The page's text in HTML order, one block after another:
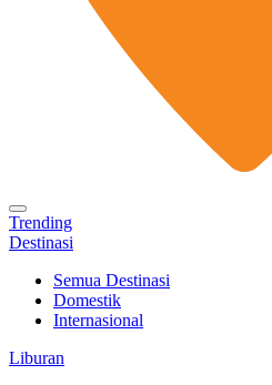
Trending
Destinasi
Semua Destinasi
Domestik
Internasional
Liburan